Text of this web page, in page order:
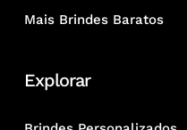
Mais Brindes Baratos
Explorar